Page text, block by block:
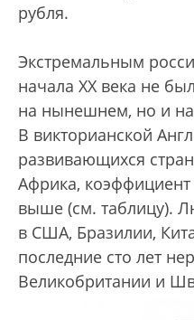
рубля.
Экстремальным
начала XX века не
на нынешнем, но и
В викторианской
развивающихся
Африка,
выше (см. таблицу).
в США, Бразилии,
последние сто лет
Великобритании и